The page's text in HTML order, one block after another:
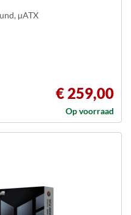
µATX
€ 259,00
Op voorraad